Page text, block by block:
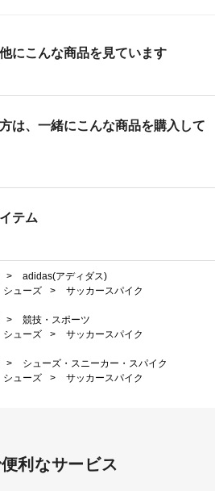
にこんな商品を見ています
は、一緒にこんな商品を購入して
テム
>
adidas(アディダス)
シューズ >
サッカースパイク
>
競技・スポーツ
シューズ >
サッカースパイク
>
シューズ・スニーカー・スパイク
シューズ >
サッカースパイク
利なサービス